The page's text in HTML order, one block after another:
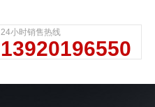
24小时销售热线
13920196550